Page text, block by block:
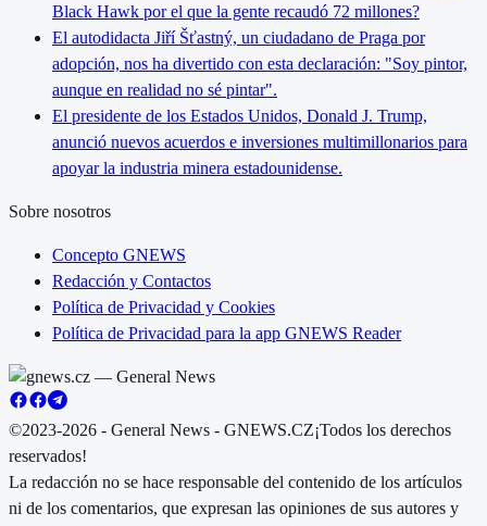
Black Hawk por el que la gente recaudó 72 millones?
El autodidacta Jiří Šťastný, un ciudadano de Praga por
adopción, nos ha divertido con esta declaración: "Soy pintor,
aunque en realidad no sé pintar".
El presidente de los Estados Unidos, Donald J. Trump,
anunció nuevos acuerdos e inversiones multimillonarios para
apoyar la industria minera estadounidense.
Sobre nosotros
Concepto GNEWS
Redacción y Contactos
Política de Privacidad y Cookies
Política de Privacidad para la app GNEWS Reader
©2023-2026 - General News - GNEWS.CZ¡Todos los derechos
reservados!
La redacción no se hace responsable del contenido de los artículos
ni de los comentarios, que expresan las opiniones de sus autores y